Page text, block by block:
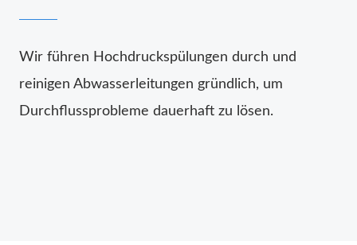
Wir führen Hochdruckspülungen durch und
reinigen Abwasserleitungen gründlich, um
Durchflussprobleme dauerhaft zu lösen.